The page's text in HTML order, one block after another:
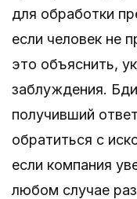
для обработки
если человек не
это объяснить,
заблуждения.
получивший
обратиться с
если компания
любом случае